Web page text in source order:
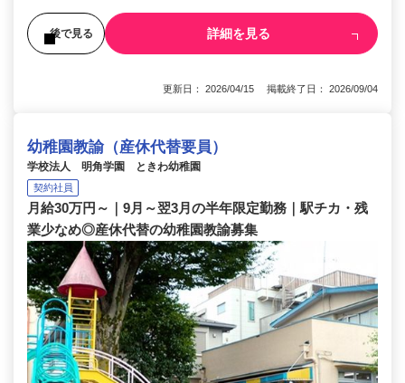
後で見る 詳細を見る
更新日： 2026/04/15 掲載終了日： 2026/09/04
幼稚園教諭（産休代替要員）
学校法人 明角学園 ときわ幼稚園
契約社員
月給30万円～｜9月～翌3月の半年限定勤務｜駅チカ・残
業少なめ◎産休代替の幼稚園教諭募集